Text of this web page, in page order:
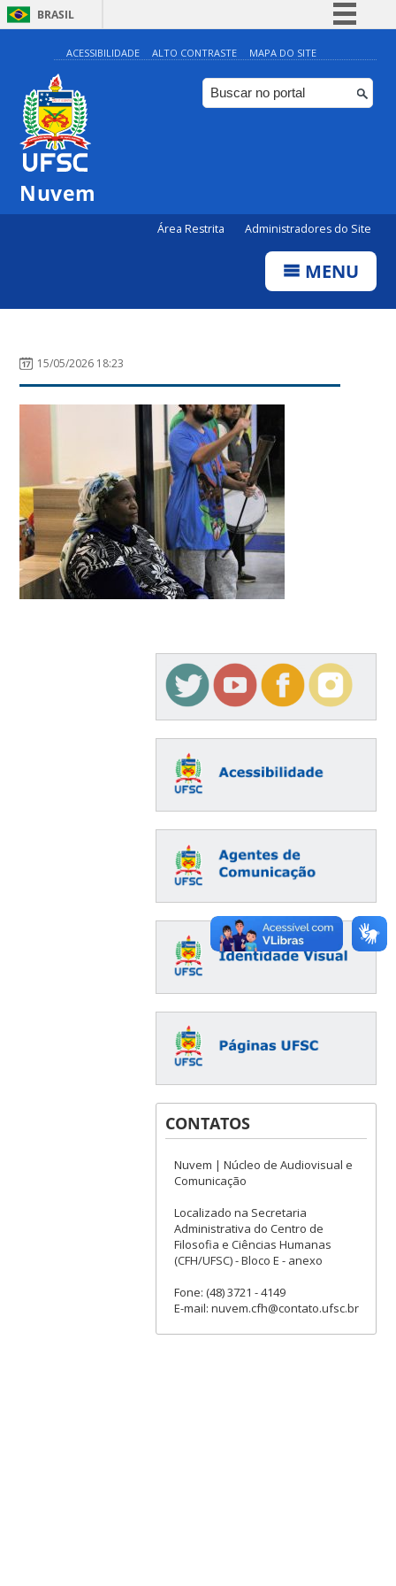
BRASIL
Simplifique!
Comunica BR
Participe
ACESSIBILIDADE ALTO CONTRASTE MAPA DO SITE
Nuvem
Área Restrita Administradores do Site
MENU
15/05/2026 18:23
CONTATOS
Nuvem | Núcleo de Audiovisual e
Comunicação
Localizado na Secretaria
Administrativa do Centro de
Filosofia e Ciências Humanas
(CFH/UFSC) - Bloco E - anexo
Fone: (48) 3721 - 4149
E-mail: nuvem.cfh@contato.ufsc.br